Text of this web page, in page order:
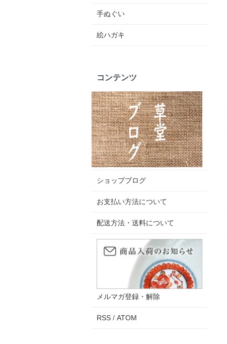
手ぬぐい
絵ハガキ
コンテンツ
ショップブログ
お支払い方法について
配送方法・送料について
メルマガ登録・解除
RSS / ATOM